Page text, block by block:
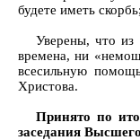
будете иметь
Уверены, что
времена, ни
всесильную
Христова.
Принято по
заседания